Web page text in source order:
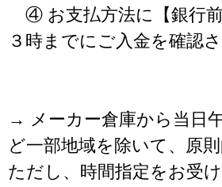
④ お支払方法に【銀行
３時までにご入金を確認
→ メーカー倉庫から当日
ど一部地域を除いて、原
ただし、時間指定をお受